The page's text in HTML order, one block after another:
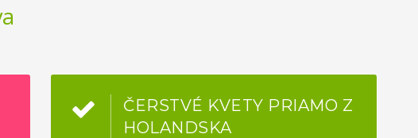
ČERSTVÉ KVETY PRIAMO Z
HOLANDSKA